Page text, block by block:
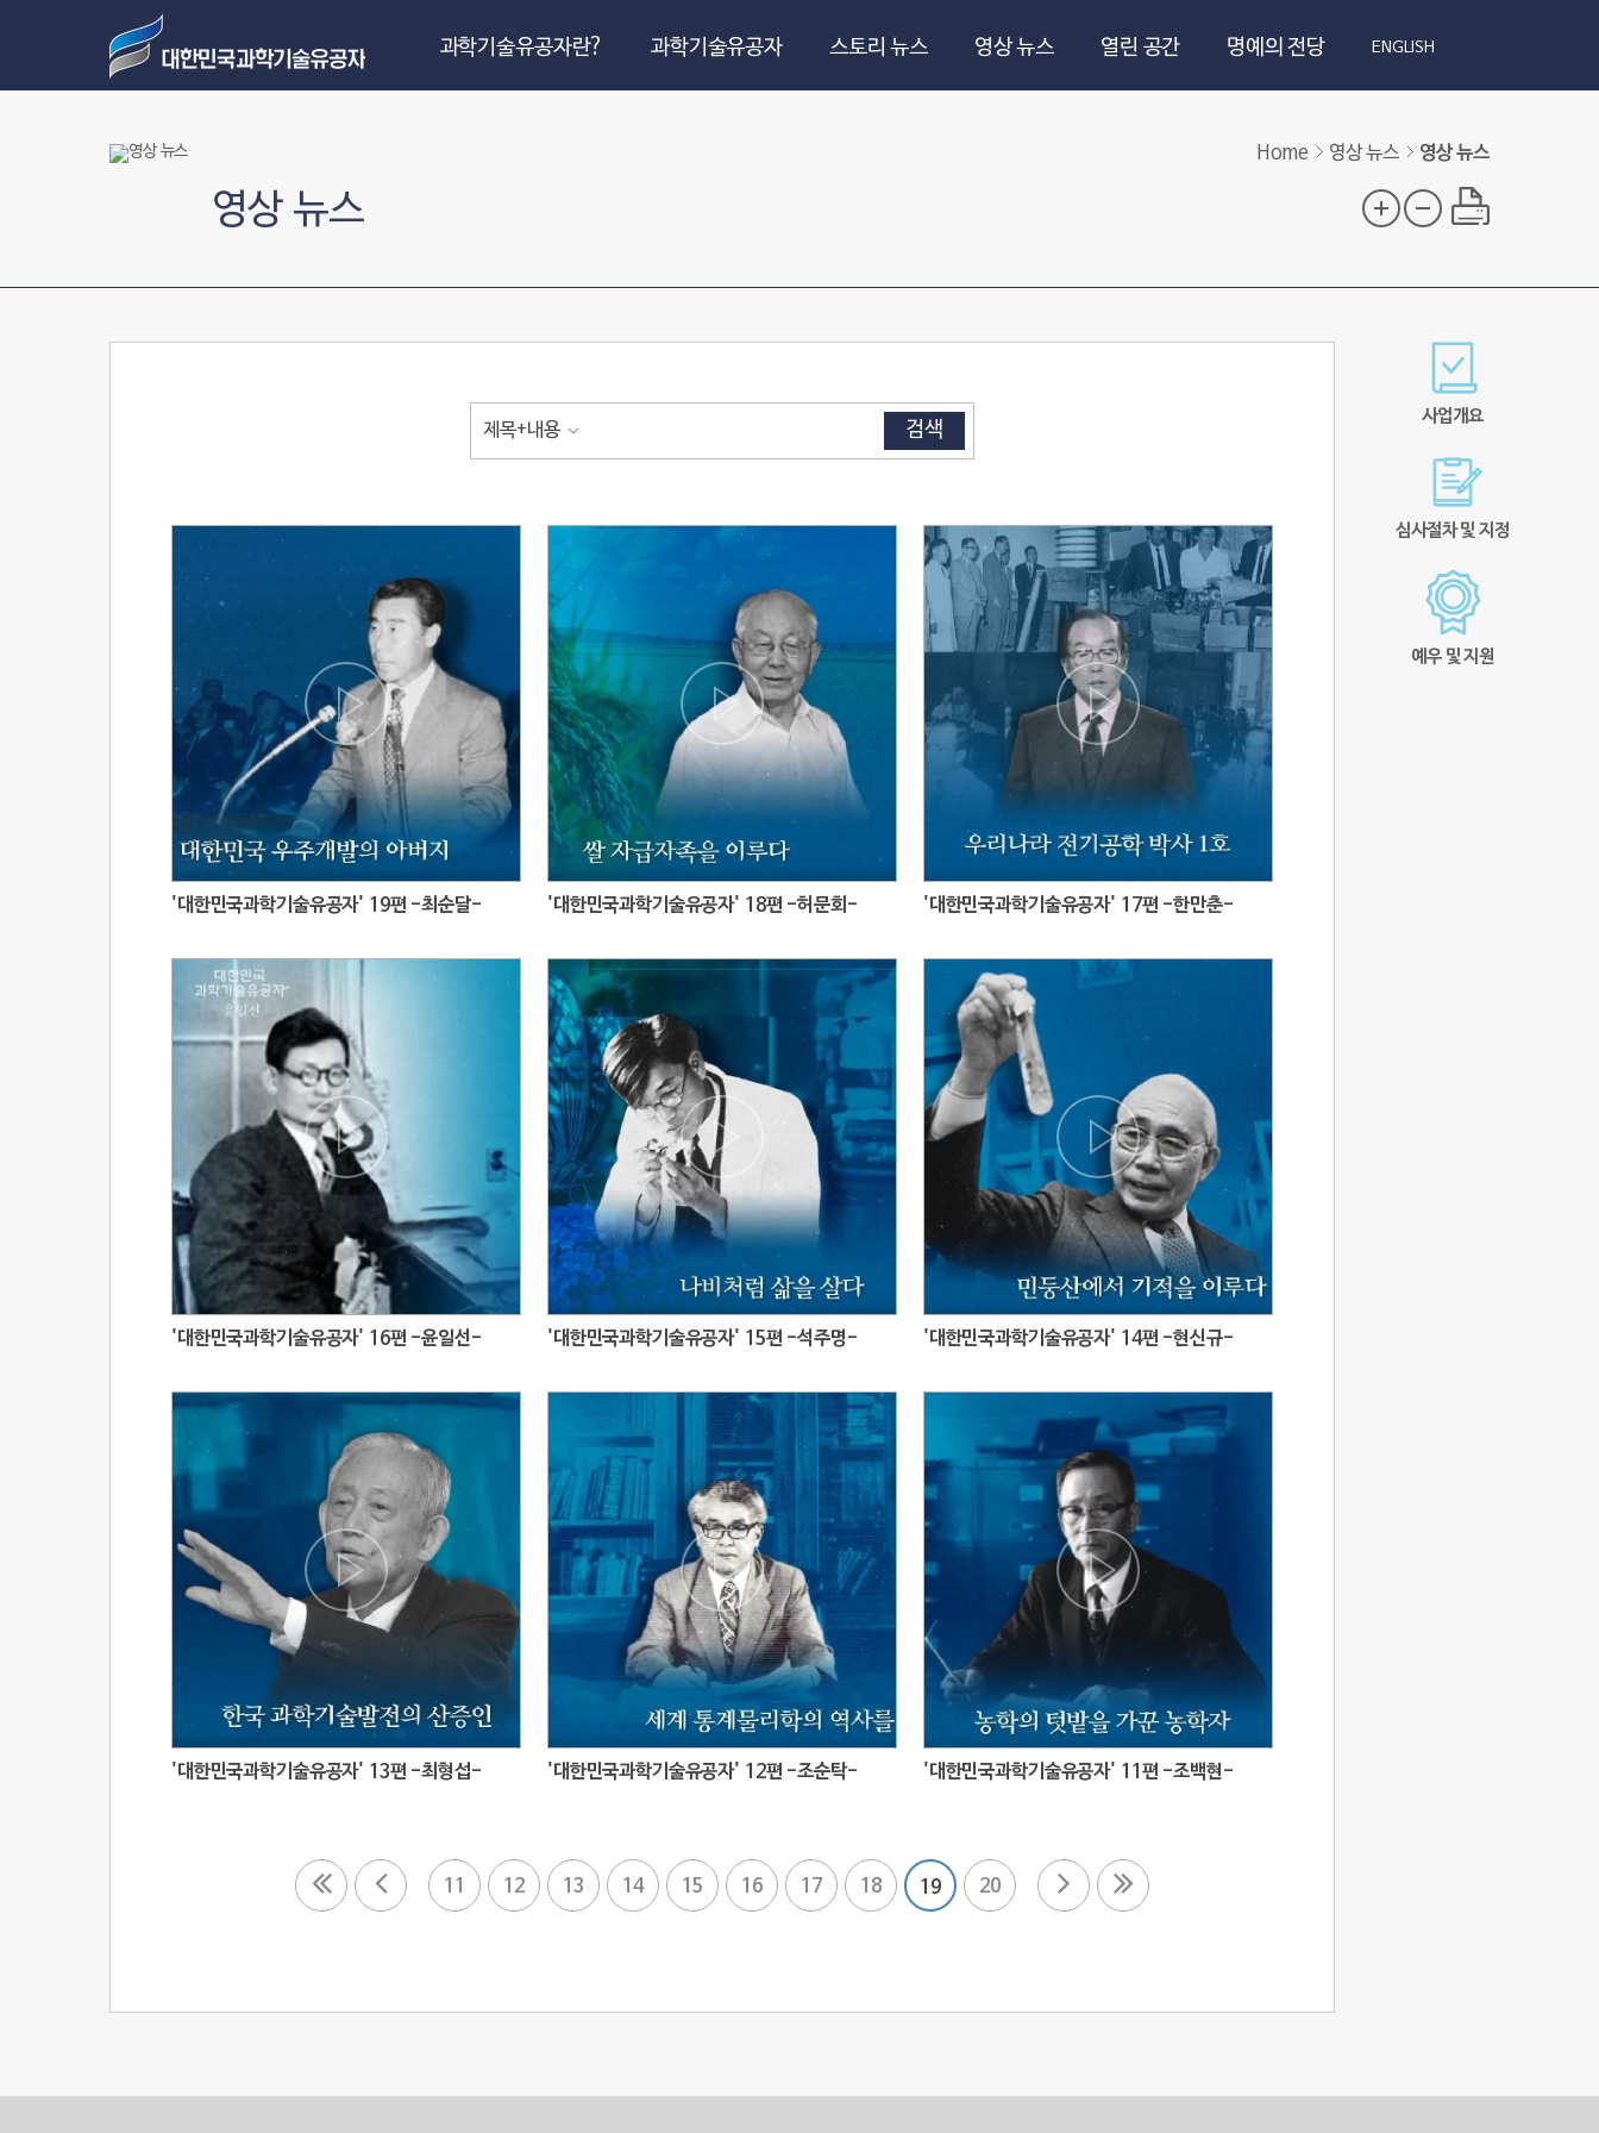
과학기술유공자란? 과학기술유공자 스토리 뉴스 영상 뉴스 열린 공간 명예의 전당 ENGLISH
Home 영상 뉴스 영상 뉴스
영상 뉴스
제목+내용 검색
'대한민국과학기술유공자' 19편 -최순달- '대한민국과학기술유공자' 18편 -허문회- '대한민국과학기술유공자' 17편 -한만춘-
'대한민국과학기술유공자' 16편 -윤일선- '대한민국과학기술유공자' 15편 -석주명- '대한민국과학기술유공자' 14편 -현신규-
'대한민국과학기술유공자' 13편 -최형섭- '대한민국과학기술유공자' 12편 -조순탁- '대한민국과학기술유공자' 11편 -조백현-
11 12 13 14 15 16 17 18 19 20
사업개요
심사절차 및 지정
예우 및 지원